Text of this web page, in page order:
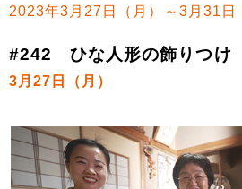
2023年3月27日（月）～3月31日
#242 ひな人形の飾りつけ
3月27日（月）